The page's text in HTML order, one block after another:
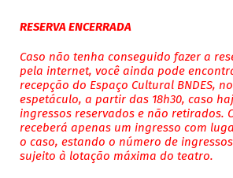
RESERVA ENCERRADA
Caso não tenha conseguido fazer a
pela internet, você ainda pode
recepção do Espaço Cultural BNDES,
espetáculo, a partir das 18h30, caso
ingressos reservados e não retirados.
receberá apenas um ingresso com
o caso, estando o número de
sujeito à lotação máxima do teatro.